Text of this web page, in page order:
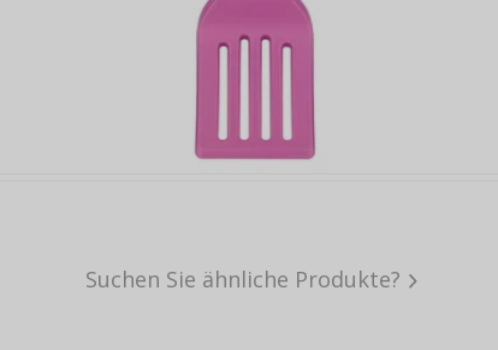
Suchen Sie ähnliche Produkte?